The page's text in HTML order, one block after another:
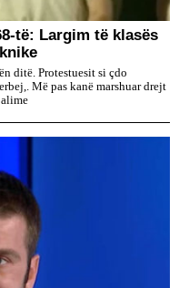
të: Largim të klasës
ditë. Protestuesit si çdo
Më pas kanë marshuar drejt